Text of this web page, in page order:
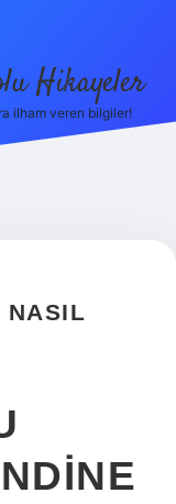
Hikayeler
ilham veren bilgiler!
NASIL